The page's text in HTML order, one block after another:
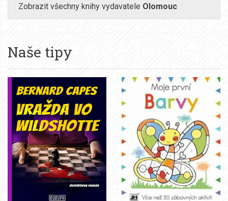
Zobrazit všechny knihy vydavatele Olomouc
Naše tipy